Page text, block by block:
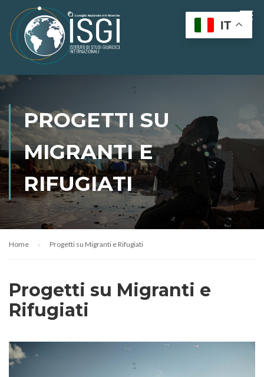
PROGETTI SU
MIGRANTI E
RIFUGIATI
Home Progetti su Migranti e Rifugiati
Progetti su Migranti e
Rifugiati
IT